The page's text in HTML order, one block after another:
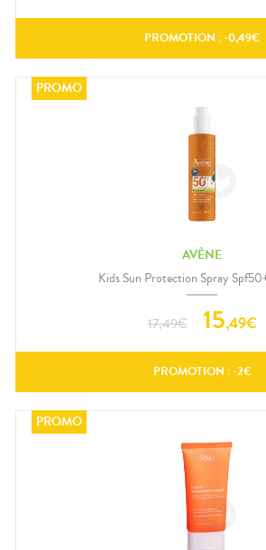
PROMOTION : -0,49€
AVÈNE
Kids Sun Protection Spray
17,49€ 15,49€
PROMOTION : -2€